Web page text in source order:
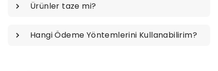
Ürünler taze mi?
Hangi Ödeme Yöntemlerini Kullanabilirim?